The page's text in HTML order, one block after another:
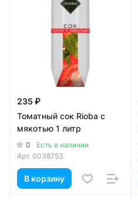
235 ₽
Томатный сок Rioba с
мякотью 1 литр
0
Есть в наличии
Арт. 0038753
В корзину